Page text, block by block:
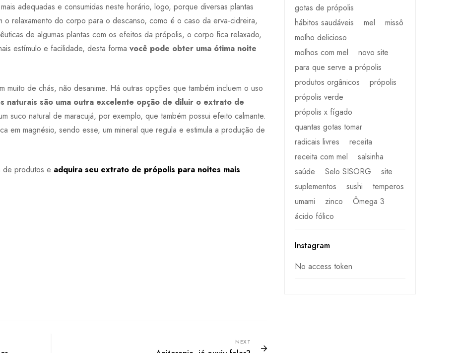
adequadas e consumidas neste horário, logo, porque diversas plantas
o relaxamento do corpo para o descanso, como é o caso da erva-cidreira,
de algumas plantas com os efeitos da própolis, o corpo fica relaxado,
estímulo e facilidade, desta forma você pode obter uma ótima noite
muito de chás, não desanime. Há outras opções que também incluem o uso
naturais são uma outra excelente opção de diluir o extrato de
suco natural de maracujá, por exemplo, que também possui efeito calmante.
em magnésio, sendo esse, um mineral que regula e estimula a produção de
de produtos e adquira seu extrato de própolis para noites mais
NEXT
gotas de própolis
hábitos saudáveis
mel
missô
molho delicioso
molhos com mel
novo site
para que serve a própolis
produtos orgânicos
própolis
própolis verde
própolis x fígado
quantas gotas tomar
radicais livres
receita
receita com mel
salsinha
saúde
Selo SISORG
site
suplementos
sushi
temperos
umami
zinco
Ômega 3
ácido fólico
Instagram
No access token